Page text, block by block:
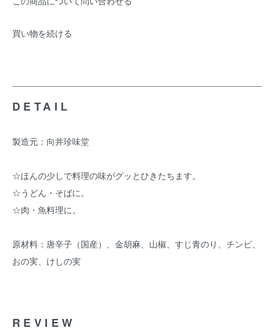
買い物を続ける
DETAIL
製造元：向井珍味堂
☆ほんの少しで料理の味がグッとひきたちます。
☆うどん・そばに。
☆肉・魚料理に。
原材料：唐辛子（国産）、金胡麻、山椒、すじ青のり、チンピ、
おの実、けしの実
REVIEW